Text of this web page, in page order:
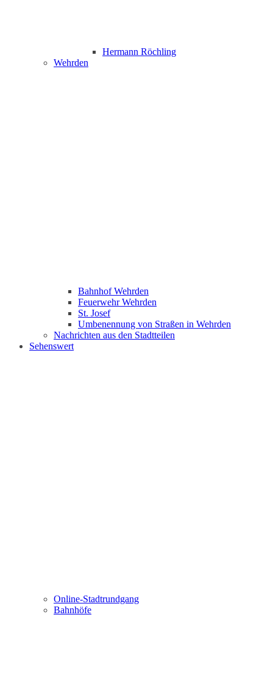
Hermann Röchling
Wehrden
Bahnhof Wehrden
Feuerwehr Wehrden
St. Josef
Umbenennung von Straßen in Wehrden
Nachrichten aus den Stadtteilen
Sehenswert
Online-Stadtrundgang
Bahnhöfe